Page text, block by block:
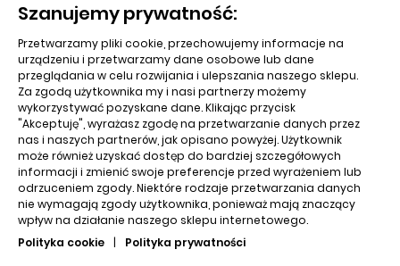
NA SKRÓTY
Koszyk
O nas
Edu nrzędzia
Regulamin
Kontakt z nami
Szanujemy prywatność:
Przetwarzamy pliki cookie, przechowujemy informacje na
urządzeniu i przetwarzamy dane osobowe lub dane
przeglądania w celu rozwijania i ulepszania naszego sklepu.
Za zgodą użytkownika my i nasi partnerzy możemy
wykorzystywać pozyskane dane. Klikając przycisk
"Akceptuję", wyrażasz zgodę na przetwarzanie danych przez
nas i naszych partnerów, jak opisano powyżej. Użytkownik
może również uzyskać dostęp do bardziej szczegółowych
informacji i zmienić swoje preferencje przed wyrażeniem lub
odrzuceniem zgody. Niektóre rodzaje przetwarzania danych
nie wymagają zgody użytkownika, ponieważ mają znaczący
wpływ na działanie naszego sklepu internetowego.
Polityka cookie
| Polityka prywatności